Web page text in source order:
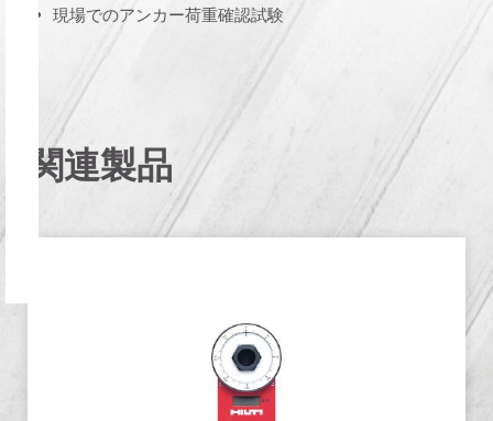
現場でのアンカー荷重確認試験
関連製品